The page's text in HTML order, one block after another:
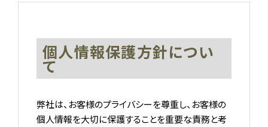
個人情報保護方針につい
て
弊社は、お客様のプライバシーを尊重し、お客様の
個人情報を大切に保護することを重要な責務と考